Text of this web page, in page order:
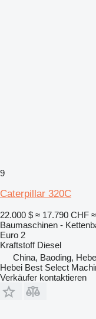
9
Caterpillar 320C
22.000 $ ≈ 17.790 CHF
Baumaschinen -
Euro 2
Kraftstoff Diesel
China, Baoding,
Hebei Best Select
Verkäufer kontaktieren